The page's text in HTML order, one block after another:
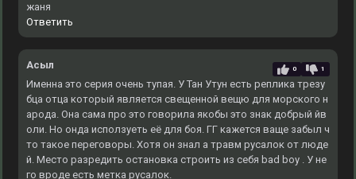
жаня
Ответить
Асыл 0 1
Именна это серия очень тупая. У Тан Утун есть реплика трезу
бца отца который является свещенной вещю для морского н
арода. Она сама про это говорила якобы это знак добрый йв
оли. Но онда исползуеть её для боя. ГГ кажется ваще забыл ч
то такое переговоры. Хотя он знал а травм русалок от люде
й. Место разредить остановка строить из себя bad boy . У не
го вроде есть метка русалок.